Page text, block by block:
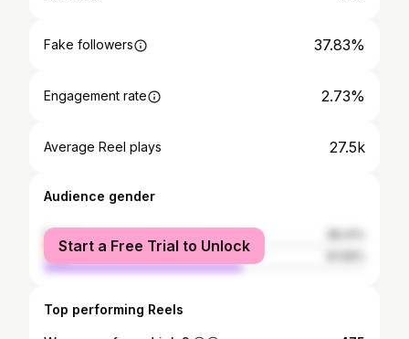
Fake followers 37.83%
Engagement rate 2.73%
Average Reel plays 27.5k
Audience gender
female
male
Start a Free Trial to Unlock
Top performing Reels